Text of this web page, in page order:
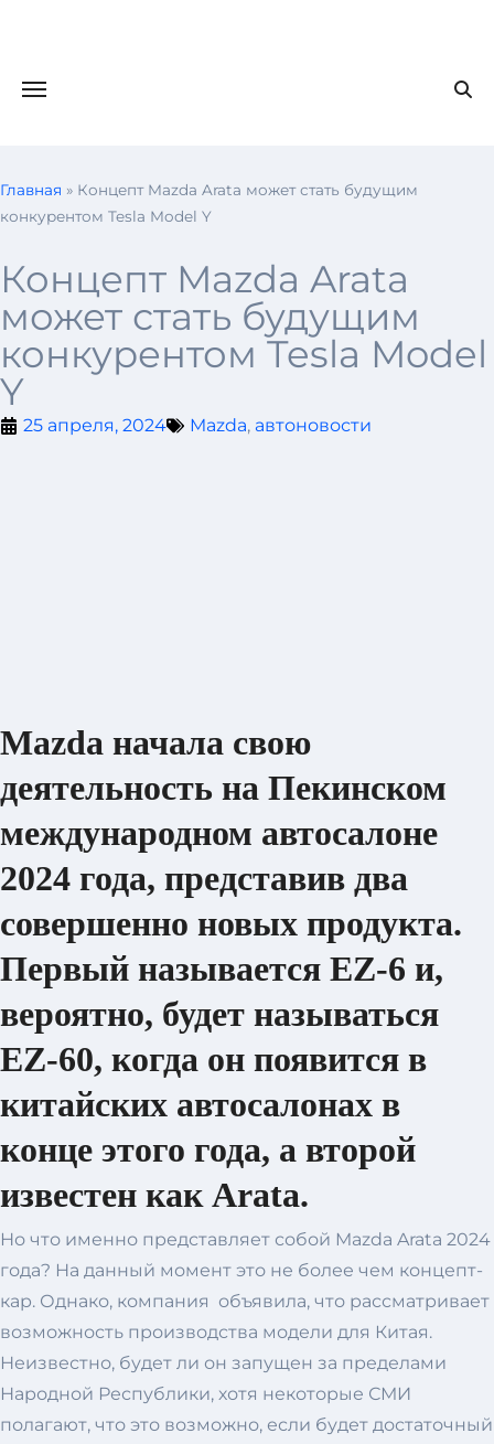
Главная » Концепт Mazda Arata может стать будущим
конкурентом Tesla Model Y
Концепт Mazda Arata
может стать будущим
конкурентом Tesla Model
Y
25 апреля, 2024 Mazda, автоновости
Mazda начала свою
деятельность на Пекинском
международном автосалоне
2024 года, представив два
совершенно новых продукта.
Первый называется EZ-6 и,
вероятно, будет называться
EZ-60, когда он появится в
китайских автосалонах в
конце этого года, а второй
известен как Arata.
Но что именно представляет собой Mazda Arata 2024
года? На данный момент это не более чем концепт-
кар. Однако, компания объявила, что рассматривает
возможность производства модели для Китая.
Неизвестно, будет ли он запущен за пределами
Народной Республики, хотя некоторые СМИ
полагают, что это возможно, если будет достаточный